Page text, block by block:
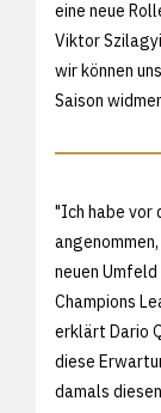
eine neue
Viktor
wir können
Saison
"Ich habe vor
neuen
Champions
erklärt Dario
diese
damals